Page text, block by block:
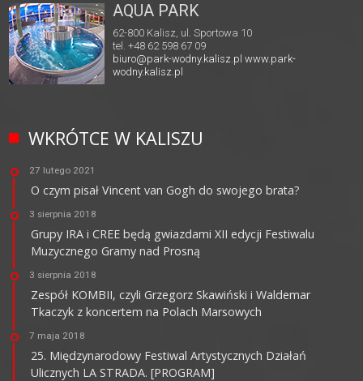
AQUA PARK
62-800 Kalisz, ul. Sportowa 10
tel. +48 62 598 67 09
biuro@park-wodny.kalisz.pl www.park-
wodny.kalisz.pl
WKRÓTCE W KALISZU
27 lutego 2021
O czym pisał Vincent van Gogh do swojego brata?
3 sierpnia 2018
Grupy IRA i CREE będą gwiazdami XII edycji Festiwalu
Muzycznego Gramy nad Prosną
3 sierpnia 2018
Zespół KOMBII, czyli Grzegorz Skawiński i Waldemar
Tkaczyk z koncertem na Polach Marsowych
7 maja 2018
25. Międzynarodowy Festiwal Artystycznych Działań
Ulicznych LA STRADA. [PROGRAM]